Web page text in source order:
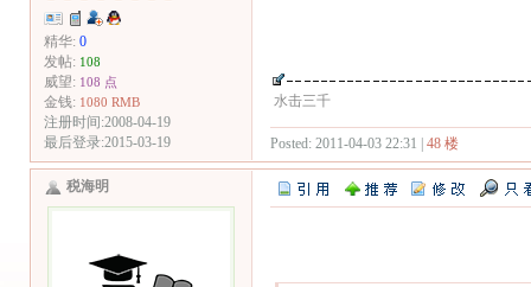
精华: 0
发帖: 108
威望: 108 点
金钱: 1080 RMB
注册时间:2008-04-19
最后登录:2015-03-19
水击三千
Posted: 2011-04-03 22:31 | 48 楼
税海明